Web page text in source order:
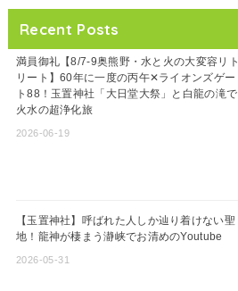
Recent Posts
満員御礼【8/7-9奥熊野・水と火の大変容リト
リート】60年に一度の丙午✕ライオンズゲー
ト88！玉置神社「大日堂大祭」と白龍の滝で
火水の超浄化旅
2026-06-19
【玉置神社】呼ばれた人しか辿り着けない聖
地！龍神が棲まう瀞峡でお清めのYoutube
2026-05-31